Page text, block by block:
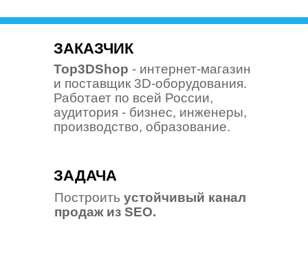
Top3DShop - интернет-магазин
и поставщик 3D-оборудования.
Работает по всей России,
аудитория - бизнес, инженеры,
производство, образование.
Построить устойчивый канал
продаж из SEO.
ЗАКАЗЧИК
ЗАДАЧА